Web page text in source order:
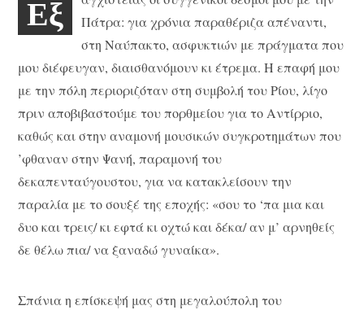
Εξ
Πάτρα: για χρόνια παραθέριζα απέναντι,
στη Ναύπακτο, ασφυκτιών με πράγματα που
μου διέφευγαν, διαισθανόμουν κι έτρεμα. Η επαφή μου
με την πόλη περιοριζόταν στη συμβολή του Ρίου, λίγο
πριν αποβιβαστούμε του πορθμείου για το Αντίρριο,
καθώς και στην αναμονή μουσικών συγκροτημάτων που
’φθαναν στην Ψανή, παραμονή του
δεκαπενταύγουστου, για να κατακλείσουν την
παραλία με το σουξέ της εποχής: «σου το ‘πα μια και
δυο και τρεις/ κι εφτά κι οχτώ και δέκα/ αν μ’ αρνηθείς
δε θέλω πια/ να ξαναδώ γυναίκα».
Σπάνια η επίσκεψή μας στη μεγαλούπολη του